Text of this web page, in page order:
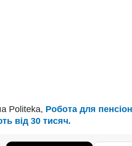
Politeka, Робота для
від 30 тисяч.